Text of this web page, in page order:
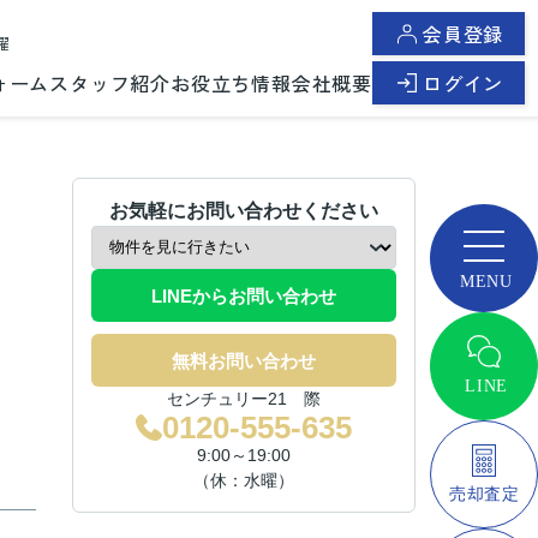
ーム スタッフ紹介お役立ち情報会社概要
会員登録
ログイン
お気軽にお問い合わせください
LINEからお問い合わせ
無料お問い合わせ
センチュリー21 際
0120-555-635
9:00～19:00
（休：水曜）